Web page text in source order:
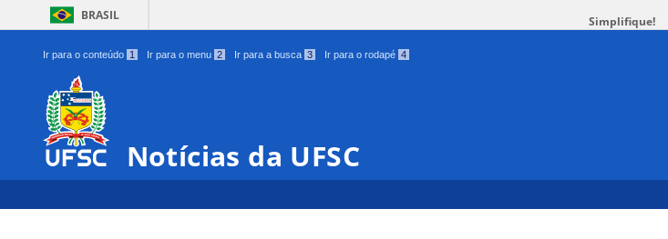
BRASIL Simplifique!
Ir para o conteúdo 1 Ir para o menu 2 Ir para a busca 3 Ir para o rodapé 4
Notícias da UFSC